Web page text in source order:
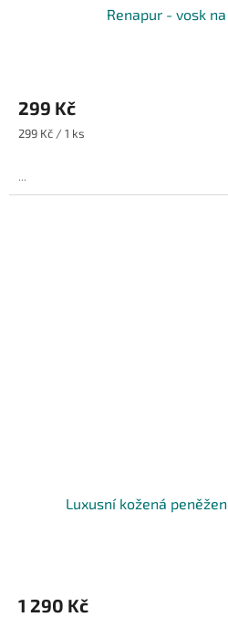
Renapur - vosk
299 Kč
Měrná
299 Kč / 1 ks
...
Luxusní kožená
1 290 Kč